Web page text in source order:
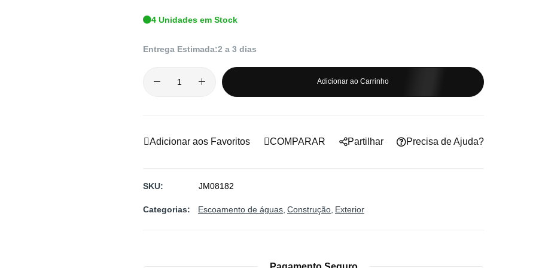
4 Unidades em Stock
Entrega Estimada:2 a 3 dias
Adicionar ao Carrinho
Adicionar aos Favoritos COMPARAR Precisa de Ajuda?
Partilhar
SKU JM08182
Categorias: Escoamento de águas Construção Exterior